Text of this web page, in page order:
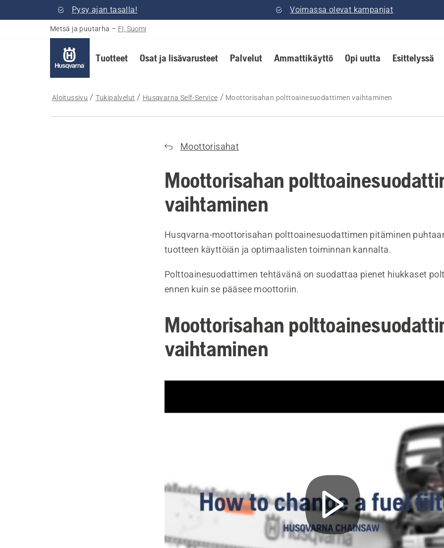
Pysy ajan tasalla! Voimassa olevat kampanjat
Metsä ja puutarha – FI, Suomi
Tuotteet Osat ja lisävarusteet Palvelut Ammattikäyttö Opi uutta Esittelyssä
Aloitussivu Tukipalvelut Husqvarna Self-Service Moottorisahan polttoainesuodattimen vaihtaminen
Moottorisahat
Moottorisahan
vaihtaminen
Husqvarna-moottorisahan polttoainesuodattimen pitäminen
tuotteen käyttöiän ja optimaalisten toiminnan kannalta.
Polttoainesuodattimen tehtävänä on suodattaa pienet hiukkaset
ennen kuin se pääsee moottoriin.
Moottorisahan
vaihtaminen